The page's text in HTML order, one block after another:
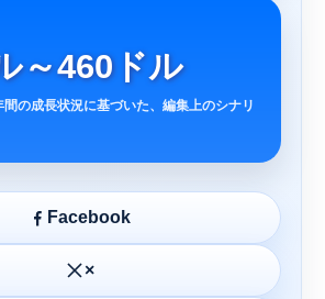
～460ドル
の成長状況に基づいた、編集上のシナリ
Facebook
×